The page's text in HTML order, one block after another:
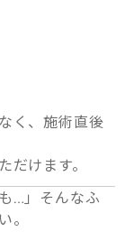
く、施術直後
だけます。
…」そんなふ
。